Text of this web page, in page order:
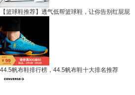
【篮球鞋推荐】透气低帮篮球鞋，让你告别红屁屁
44.5帆布鞋排行榜，44.5帆布鞋十大排名推荐